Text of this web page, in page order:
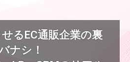
るEC通販企業の裏
ナシ！